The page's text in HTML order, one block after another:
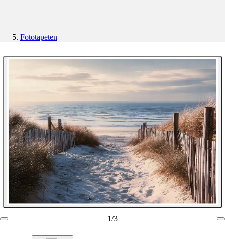
Fototapeten
1/3